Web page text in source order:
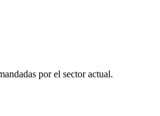
por el sector actual.